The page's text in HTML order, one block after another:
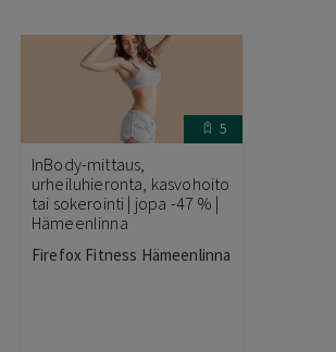
5
InBody-mittaus,
urheiluhieronta, kasvohoito
tai sokerointi | jopa -47 % |
Hämeenlinna
Firefox Fitness Hämeenlinna